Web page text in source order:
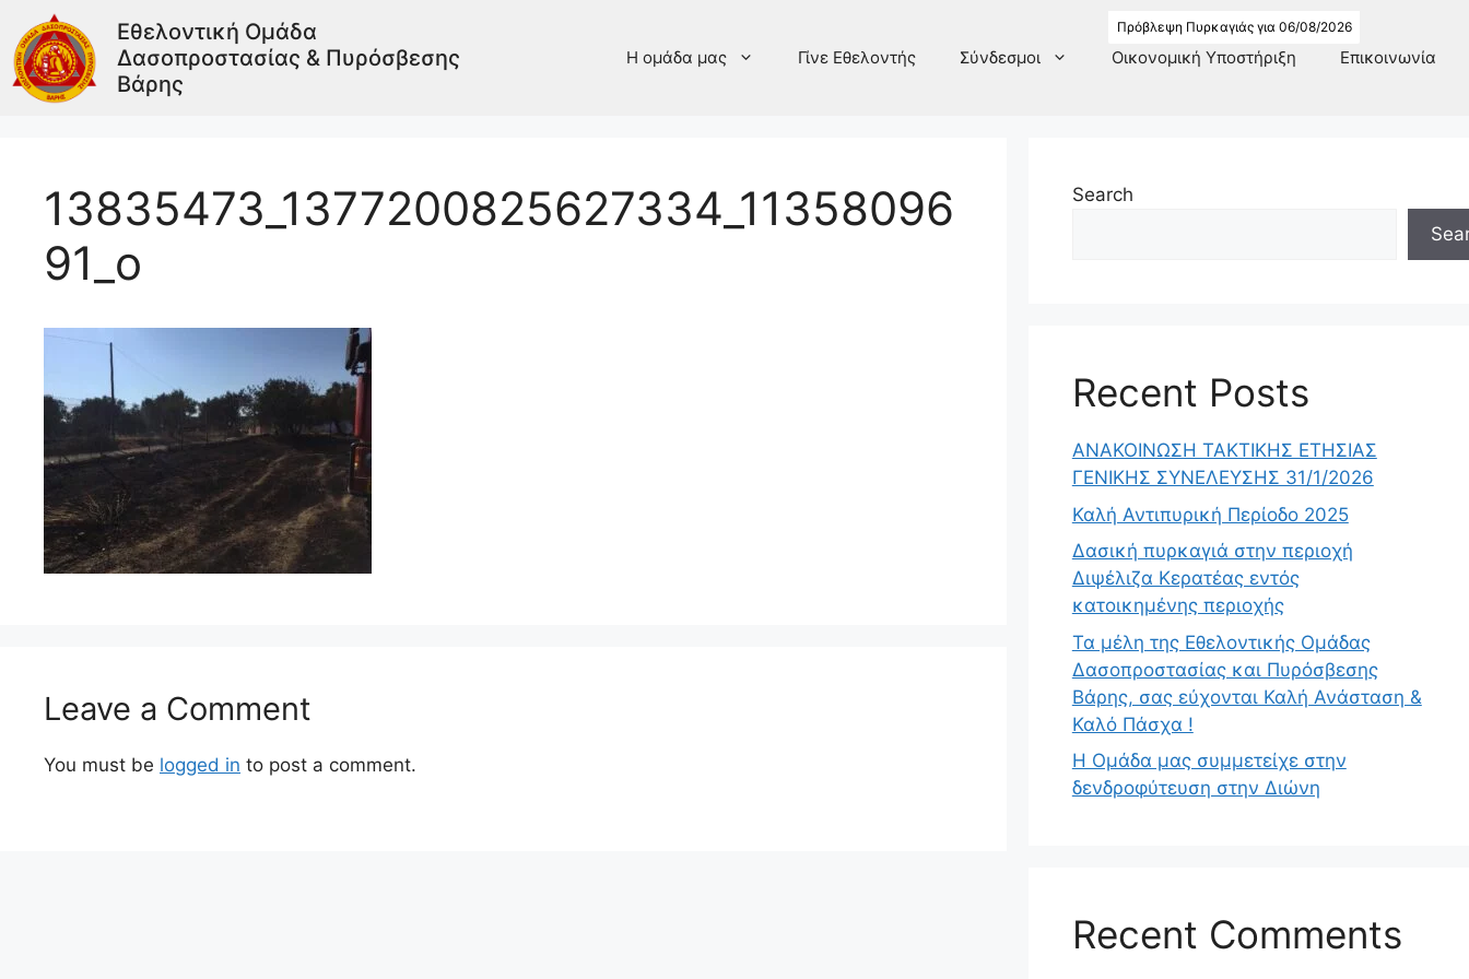
Εθελοντική Ομάδα
Δασοπροστασίας & Πυρόσβεσης
Βάρης
Πρόβλεψη Πυρκαγιάς για 06/08/2026
Η ομάδα μας Γίνε Εθελοντής Σύνδεσμοι Οικονομική Υποστήριξη Επικοινωνία
13835473_1377200825627334_11358096
91_o
Leave a Comment
You must be logged in to post a comment.
Search
Recent Posts
ΑΝΑΚΟΙΝΩΣΗ ΤΑΚΤΙΚΗΣ ΕΤΗΣΙΑΣ
ΓΕΝΙΚΗΣ ΣΥΝΕΛΕΥΣΗΣ 31/1/2026
Καλή Αντιπυρική Περίοδο 2025
Δασική πυρκαγιά στην περιοχή
Διψέλιζα Κερατέας εντός
κατοικημένης περιοχής
Τα μέλη της Εθελοντικής Ομάδας
Δασοπροστασίας και Πυρόσβεσης
Βάρης, σας εύχονται Καλή Ανάσταση &
Καλό Πάσχα !
Η Ομάδα μας συμμετείχε στην
δενδροφύτευση στην Διώνη
Recent Comments